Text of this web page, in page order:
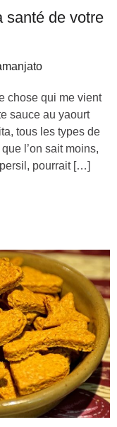
santé de votre
chose qui me vient
sauce au yaourt
tous les types de
l’on sait moins,
pourrait […]